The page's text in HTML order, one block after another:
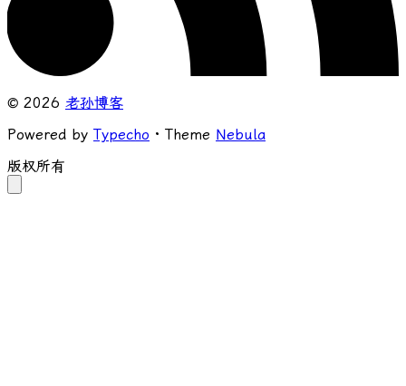
© 2026 老孙博客
Powered by Typecho · Theme Nebula
版权所有